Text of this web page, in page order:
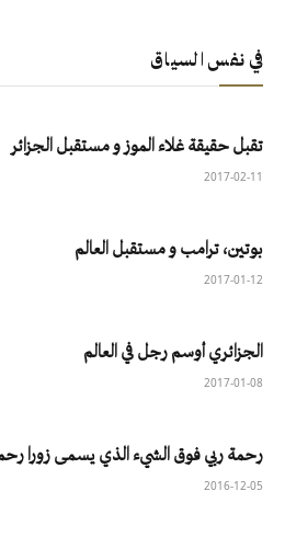
في نفس السياق
تقبل حقيقة غلاء الموز و مستقبل الجزائر
2017-02-11
بوتين، ترامب و مستقبل العالم
2017-01-12
الجزائري أوسم رجل في العالم
2017-01-08
رحمة ربي فوق الشيء الذي يسمى زورا
2016-12-05